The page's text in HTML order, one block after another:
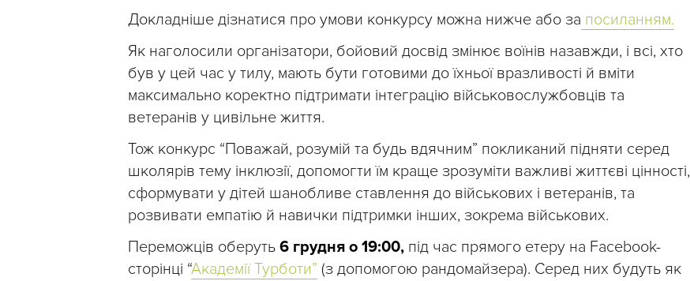
Докладніше дізнатися про умови конкурсу можна нижче або за посиланням.
Як наголосили організатори, бойовий досвід змінює воїнів назавжди, і всі, хто
був у цей час у тилу, мають бути готовими до їхньої вразливості й вміти
максимально коректно підтримати інтеграцію військовослужбовців та
ветеранів у цивільне життя.
Тож конкурс “Поважай, розумій та будь вдячним” покликаний підняти серед
школярів тему інклюзії, допомогти їм краще зрозуміти важливі життєві цінності,
сформувати у дітей шанобливе ставлення до військових і ветеранів, та
розвивати емпатію й навички підтримки інших, зокрема військових.
Переможців оберуть 6 грудня о 19:00, під час прямого етеру на Facebook-
сторінці “Академії Турботи” (з допомогою рандомайзера). Серед них будуть як